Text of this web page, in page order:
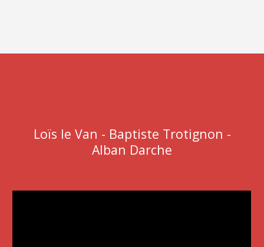
Loïs le Van - Baptiste Trotignon -
Alban Darche